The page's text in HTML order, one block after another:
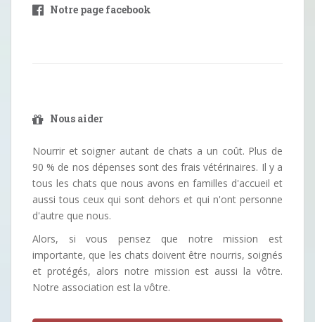
Notre page facebook
Nous aider
Nourrir et soigner autant de chats a un coût. Plus de
90 % de nos dépenses sont des frais vétérinaires. Il y a
tous les chats que nous avons en familles d'accueil et
aussi tous ceux qui sont dehors et qui n'ont personne
d'autre que nous.
Alors, si vous pensez que notre mission est
importante, que les chats doivent être nourris, soignés
et protégés, alors notre mission est aussi la vôtre.
Notre association est la vôtre.